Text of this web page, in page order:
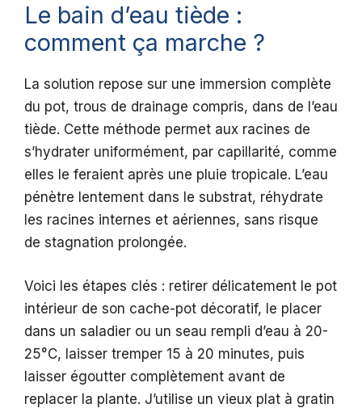
Le bain d’eau tiède :
comment ça marche ?
La solution repose sur une immersion complète
du pot, trous de drainage compris, dans de l’eau
tiède. Cette méthode permet aux racines de
s’hydrater uniformément, par capillarité, comme
elles le feraient après une pluie tropicale. L’eau
pénètre lentement dans le substrat, réhydrate
les racines internes et aériennes, sans risque
de stagnation prolongée.
Voici les étapes clés : retirer délicatement le pot
intérieur de son cache-pot décoratif, le placer
dans un saladier ou un seau rempli d’eau à 20-
25°C, laisser tremper 15 à 20 minutes, puis
laisser égoutter complètement avant de
replacer la plante. J’utilise un vieux plat à gratin